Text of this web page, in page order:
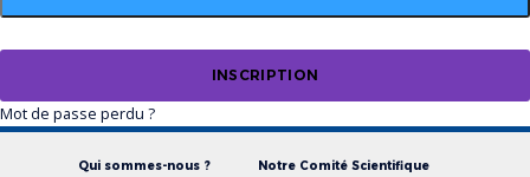
INSCRIPTION
Mot de passe perdu ?
Qui sommes-nous ?
Notre Comité Scientifique